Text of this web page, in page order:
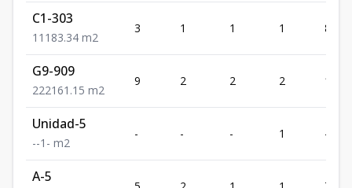
C1-303
1 1 1 83.34 m2
3 1 1 1 83.34
G9-909
222161.15 m2
9 2 2 2
Unidad-5
--1 - m2
- - - 1 -
A-5